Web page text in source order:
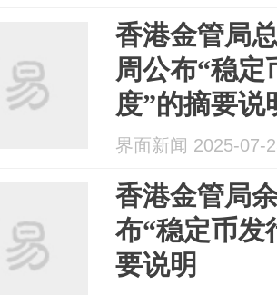
香港金管局
周公布“稳定
度”的摘要说
界面新闻 2025-07-
香港金管局
布“稳定币发
要说明